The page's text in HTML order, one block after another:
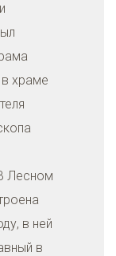
храме
Лесном
в ней
в